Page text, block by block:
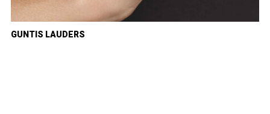
GUNTIS LAUDERS